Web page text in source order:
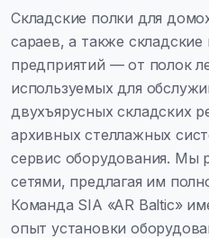
Складские полки для
сараев, а также
предприятий — от полок
используемых для
двухъярусных складских
архивных стеллажных
сервис оборудования. Мы
сетями, предлагая им
Команда SIA «AR Baltic»
опыт установки